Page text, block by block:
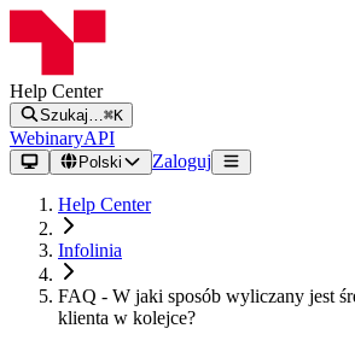
Help Center
Szukaj… ⌘K
WebinaryAPI
Polski Zaloguj
Help Center
Infolinia
FAQ - W jaki sposób wyliczany jest
klienta w kolejce?